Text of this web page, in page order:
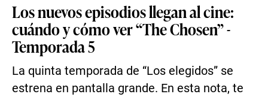
Los nuevos episodios llegan al cine:
cuándo y cómo ver “The Chosen” -
Temporada 5
La quinta temporada de “Los elegidos” se
estrena en pantalla grande. En esta nota, te